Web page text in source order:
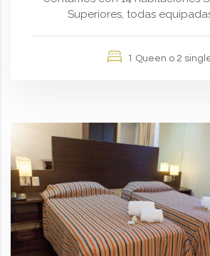
Superiores, todas
1 Queen o 2